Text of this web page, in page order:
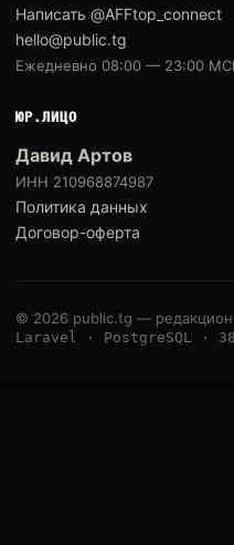
Написать @AFFtop_connect
hello@public.tg
Ежедневно 08:00 — 23:00
ЮР.ЛИЦО
Давид Артов
ИНН 210968874987
Политика данных
Договор-оферта
© 2026 public.tg —
Laravel · PostgreSQL ·